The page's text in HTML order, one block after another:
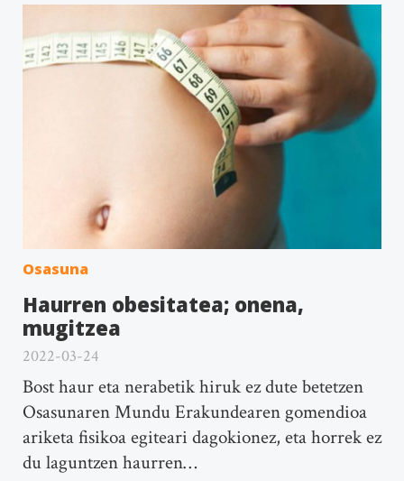
Osasuna
Haurren obesitatea; onena,
mugitzea
2022-03-24
Bost haur eta nerabetik hiruk ez dute betetzen
Osasunaren Mundu Erakundearen gomendioa
ariketa fisikoa egiteari dagokionez, eta horrek ez
du laguntzen haurren…